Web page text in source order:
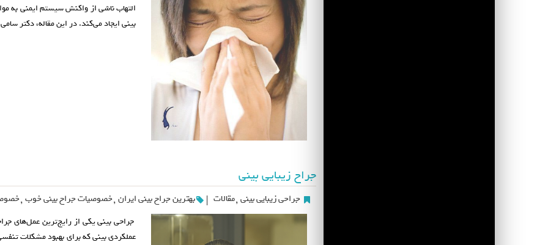
التهاب ناشی از واکنش سیستم ایمنی به
بینی ایجاد می‌کند. در این مقاله، دکتر
جراح زیبایی بینی
جراحی زیبایی بینی ,مقالات | بهترین جراح بینی ایران ,خصوصیات جراح بینی خوب ,
جراحی بینی یکی از رایج‌ترین عمل‌های
عملکردی بینی که برای بهبود مشکلات